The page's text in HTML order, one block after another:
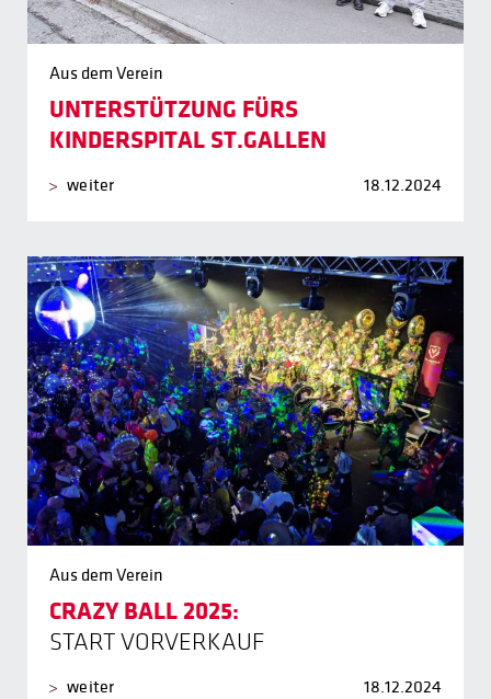
Aus dem Verein
UNTERSTÜTZUNG FÜRS
KINDERSPITAL ST.GALLEN
weiter 18.12.2024
Aus dem Verein
CRAZY BALL 2025:
START VORVERKAUF
weiter 18.12.2024